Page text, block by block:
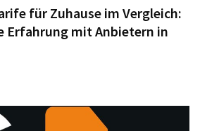
für Zuhause im Vergleich:
Erfahrung mit Anbietern in